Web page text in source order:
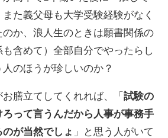
た義父母も大学受験経験がなく
か、浪人生のときは願書関係の
含めて）全部自分でやったらし
のほうが珍しいのか？
膳立てしてくれれば、「 試験の
って言うんだから人事が事務手
が当然でしょ 」と思う人がいて